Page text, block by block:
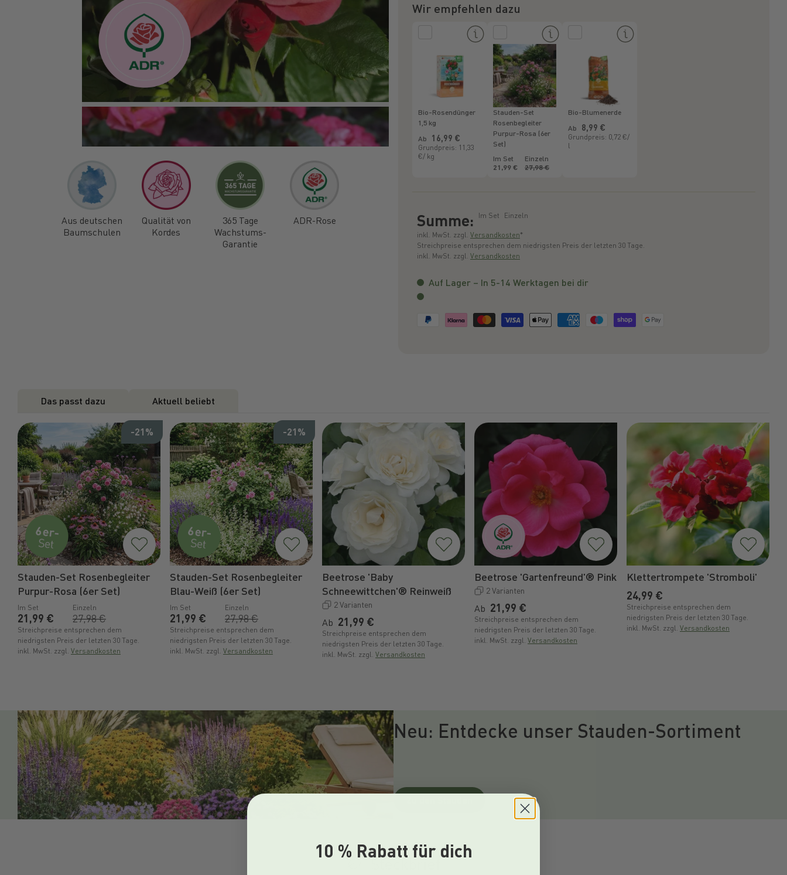
Aus deutschen
Baumschulen
Qualität von
Kordes
365 Tage
Wachstums-
Garantie
ADR-Rose
Wir empfehlen dazu
Bio-Rosendünger
1,5 kg
Ab
Normaler Preis
16,99 €
Grundpreis: 11,33
€/ kg
Stauden-Set
Rosenbegleiter
Purpur-Rosa (6er
Set)
Im Set
21,99 €
Einzeln
27,98 €
Bio-Blumenerde
Ab
Normaler Preis
8,99 €
Grundpreis: 0,72 €/
l
Summe: Im Set Einzeln
inkl. MwSt. zzgl. Versandkosten*
Streichpreise entsprechen dem niedrigsten Preis der letzten 30 Tage.
inkl. MwSt. zzgl. Versandkosten
Auf Lager – In 5-14 Werktagen bei dir
Das passt dazu Aktuell beliebt
-21%
Stauden-Set Rosenbegleiter
Purpur-Rosa (6er Set)
Im Set
21,99 €
Einzeln
27,98 €
Streichpreise entsprechen dem
niedrigsten Preis der letzten 30 Tage.
inkl. MwSt. zzgl. Versandkosten
-21%
Stauden-Set Rosenbegleiter
Blau-Weiß (6er Set)
Im Set
21,99 €
Einzeln
27,98 €
Streichpreise entsprechen dem
niedrigsten Preis der letzten 30 Tage.
inkl. MwSt. zzgl. Versandkosten
Beetrose 'Baby
Schneewittchen'® Reinweiß
2 Varianten
Ab Normaler Preis
21,99 €
Streichpreise entsprechen dem
niedrigsten Preis der letzten 30 Tage.
inkl. MwSt. zzgl. Versandkosten
Beetrose 'Gartenfreund'® Pink
2 Varianten
Ab Normaler Preis
21,99 €
Streichpreise entsprechen dem
niedrigsten Preis der letzten 30 Tage.
inkl. MwSt. zzgl. Versandkosten
Klettertrompete 'Stromboli'
Normaler Preis
24,99 €
Streichpreise entsprechen dem
niedrigsten Preis der letzten 30 Tage.
inkl. MwSt. zzgl. Versandkosten
Neu: Entdecke unser Stauden-Sortiment
Steckbrief
10 % Rabatt für dich